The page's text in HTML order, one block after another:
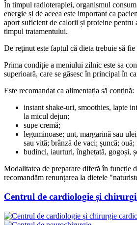
În timpul radioterapiei, organismul
energie și de aceea este important ca
aport suficient de calorii și proteine pentru
timpul tratamentului.
De reținut este faptul că dieta trebuie să
Prima condiție a meniului zilnic este sa
superioară, care se găsesc în principal în
Este recomandat ca alimentația să conțină:
instant shake-uri, smoothies, lapte
la micul dejun;
supe cremă;
leguminoase; unt, margarină sau
sau vită; brânză de vaci; șuncă; ouă;
budinci, iaurturi, înghețată, gogoși,
Modalitatea de preparare diferă în funcție
recomandăm renunțarea la dietele
Centrul de cardiologie și